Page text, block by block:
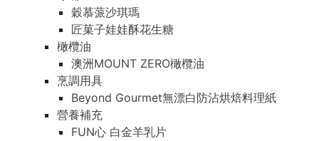
穀慕蒎沙琪瑪
匠菓子娃娃酥花生糖
橄欖油
澳洲MOUNT ZERO橄欖油
烹調用具
Beyond Gourmet無漂白防沾烘焙料理紙
營養補充
FUN心 白金羊乳片